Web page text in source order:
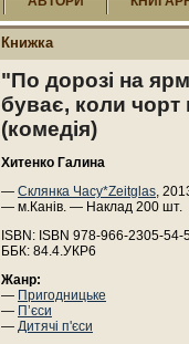
Книжка
"По дорозі на
буває, коли чорт
(комедія)
Хитенко Галина
— Склянка Часу*Zeitglas,
— м.Канів. — Наклад 200 шт.
ISBN: ISBN 978-966-2305-54-
ББК: 84.4.УКР6
Жанр:
— Пригодницьке
— П’єси
— Дитячі п'єси